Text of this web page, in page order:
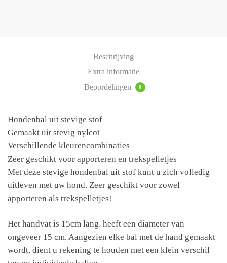
Beschrijving
Extra informatie
Beoordelingen
0
Hondenbal uit stevige stof
Gemaakt uit stevig nylcot
Verschillende kleurencombinaties
Zeer geschikt voor apporteren en trekspelletjes
Met deze stevige hondenbal uit stof kunt u zich volledig
uitleven met uw hond. Zeer geschikt voor zowel
apporteren als trekspelletjes!
Het handvat is 15cm lang. heeft een diameter van
ongeveer 15 cm. Aangezien elke bal met de hand gemaakt
wordt, dient u rekening te houden met een klein verschil